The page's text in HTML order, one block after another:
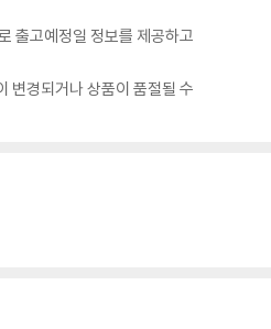
출고예정일 정보를 제공하고
변경되거나 상품이 품절될 수